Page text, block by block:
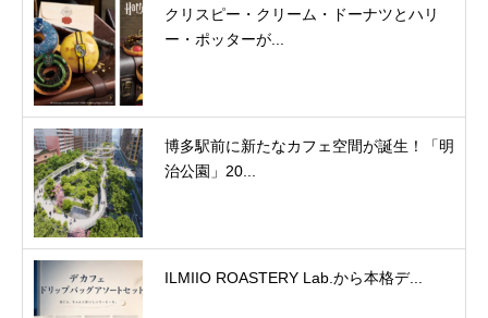
クリスピー・クリーム・ドーナツとハリ
ー・ポッターが...
博多駅前に新たなカフェ空間が誕生！「明
治公園」20...
ILMIIO ROASTERY Lab.から本格デ...